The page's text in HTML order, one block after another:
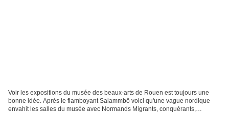
Voir les expositions du musée des beaux-arts de Rouen est toujours une
bonne idée. Après le flamboyant Salammbô voici qu'une vague nordique
envahit les salles du musée avec Normands Migrants, conquérants,